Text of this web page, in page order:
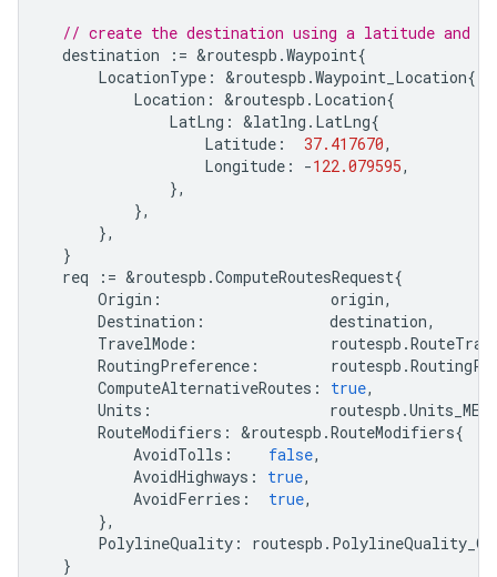
// create the destination using a latitude and
destination
:= &routespb .Waypoint{
LocationType : &routespb .Waypoint_Location{
Location : &routespb . Location{
LatLng : &latlng . LatLng{
Latitude : 37.417670,
Longitude : -122.079595,
},
},
},
}
req
:= &routespb .ComputeRoutesRequest{
Origin : origin,
Destination : destination,
TravelMode : routespb .
RoutingPreference : routespb .
ComputeAlternativeRoutes : true,
Units : routespb .
RouteModifiers : &routespb .RouteModifiers{
AvoidTolls : false,
AvoidHighways : true,
AvoidFerries : true,
},
PolylineQuality : routespb .
}